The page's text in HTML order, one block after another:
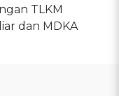
TLKM
dan MDKA